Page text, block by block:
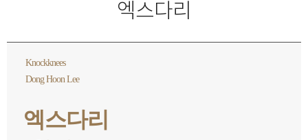
엑스다리
Knockknees
Dong Hoon Lee
엑스다리